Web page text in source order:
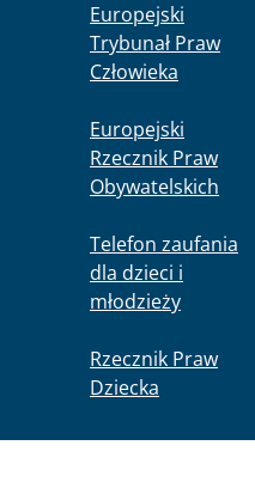
Europejski
Trybunał Praw
Człowieka
Europejski
Rzecznik Praw
Obywatelskich
Telefon zaufania
dla dzieci i
młodzieży
Rzecznik Praw
Dziecka